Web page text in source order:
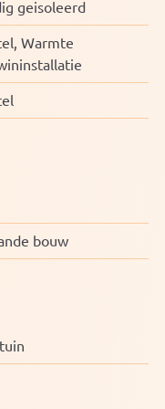
Plassen
op een unieke
perfect
geisoleerd
Warmte
bouw